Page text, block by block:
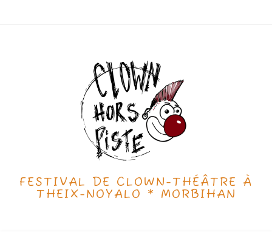
FESTIVAL DE CLOWN-THÉÂTRE À
THEIX-NOYALO * MORBIHAN